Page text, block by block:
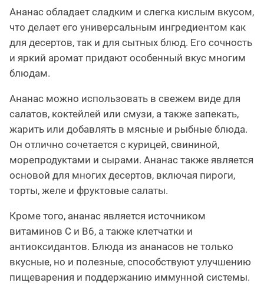
Ананас обладает сладким и слегка кислым вкусом,
что делает его универсальным ингредиентом как
для десертов, так и для сытных блюд. Его сочность
и яркий аромат придают особенный вкус многим
блюдам.
Ананас можно использовать в свежем виде для
салатов, коктейлей или смузи, а также запекать,
жарить или добавлять в мясные и рыбные блюда.
Он отлично сочетается с курицей, свининой,
морепродуктами и сырами. Ананас также является
основой для многих десертов, включая пироги,
торты, желе и фруктовые салаты.
Кроме того, ананас является источником
витаминов C и B6, а также клетчатки и
антиоксидантов. Блюда из ананасов не только
вкусные, но и полезные, способствуют улучшению
пищеварения и поддержанию иммунной системы.